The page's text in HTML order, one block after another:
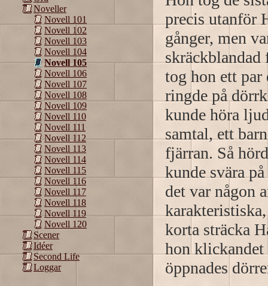
Noveller
Novell 101
Novell 102
Novell 103
Novell 104
Novell 105
Novell 106
Novell 107
Novell 108
Novell 109
Novell 110
Novell 111
Novell 112
Novell 113
Novell 114
Novell 115
Novell 116
Novell 117
Novell 118
Novell 119
Novell 120
Scener
Idéer
Second Life
Loggar
precis utanför
gånger, men
skräckblandad
tog hon ett par
ringde på
kunde höra
samtal, ett
fjärran. Så
kunde svära
det var någon
korta sträcka
hon klickandet
öppnades